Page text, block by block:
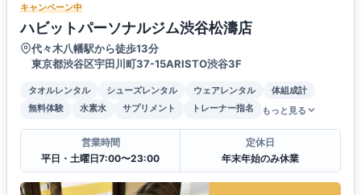
キャンペーン中
ハビットパーソナルジム渋谷松濤店
代々木八幡駅から徒歩13分
東京都渋谷区宇田川町37-15ARISTO渋谷3F
タオルレンタル シューズレンタル ウェアレンタル
体組成計
無料体験
水素水 サプリメント トレーナー指名 もっと見る
営業時間
平日・土曜日7:00〜23:00
定休日
年末年始のみ休業